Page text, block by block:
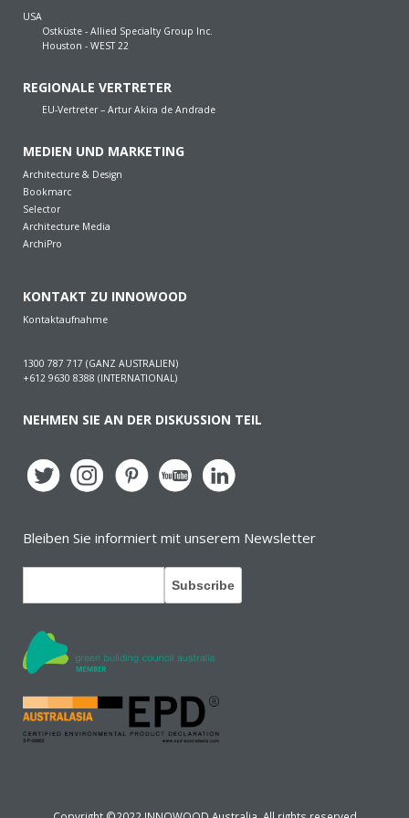
USA
Ostküste - Allied Specialty Group Inc.
Houston - WEST 22
REGIONALE VERTRETER
EU-Vertreter – Artur Akira de Andrade
MEDIEN UND MARKETING
Architecture & Design
Bookmarc
Selector
Architecture Media
ArchiPro
KONTAKT ZU INNOWOOD
Kontaktaufnahme
1300 787 717 (GANZ AUSTRALIEN)
+612 9630 8388 (INTERNATIONAL)
NEHMEN SIE AN DER DISKUSSION TEIL
Bleiben Sie informiert mit unserem Newsletter